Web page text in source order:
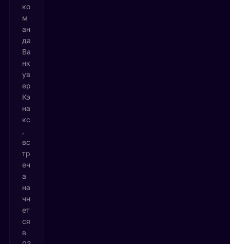
ко
м
ан
да
Ва
нк
ув
ер
Кэ
на
кс
вс
тр
еч
а
на
чн
ет
ся
в